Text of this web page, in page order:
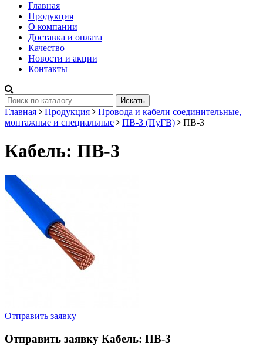
Главная
Продукция
О компании
Доставка и оплата
Качество
Новости и акции
Контакты
Искать
Главная Продукция
Провода и кабели соединительные,
монтажные и специальные
ПВ-3 (ПуГВ) ПВ-3
Кабель: ПВ-3
Отправить заявку
Отправить заявку Кабель: ПВ-3